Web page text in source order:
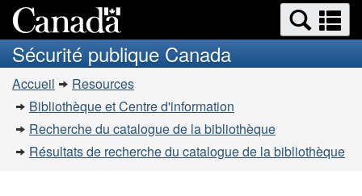
au
contenu
à
la
simplifiée
Recherche
et
menus
et
Sécurité publique Canada
Vous
êtes
ici
Accueil
Resources
Bibliothèque et Centre d'information
Recherche du catalogue de la bibliothèque
Résultats de recherche du catalogue de la bibliothèque